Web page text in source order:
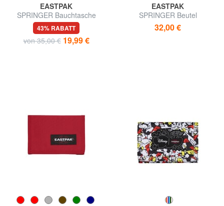
EASTPAK
SPRINGER Bauchtasche
43% RABATT
von 35,00 € 19,99 €
EASTPAK
SPRINGER Beutel
32,00 €